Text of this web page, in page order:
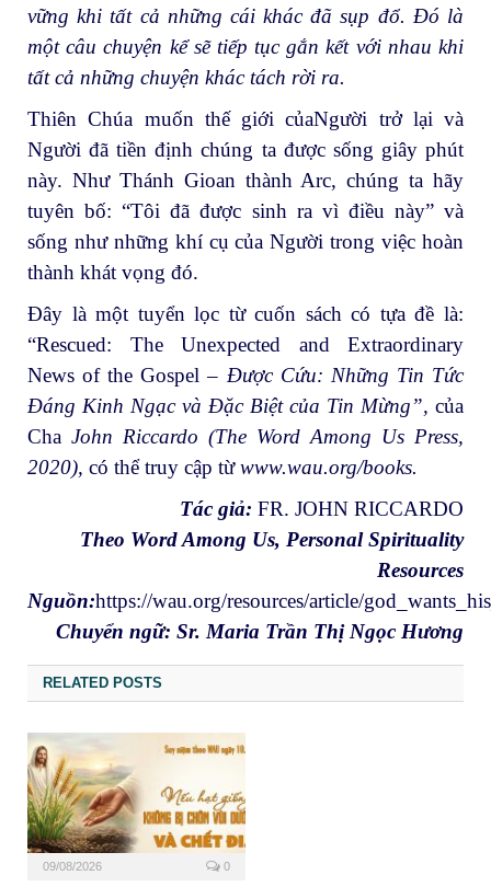
vững khi tất cả những cái khác đã sụp đổ. Đó là
một câu chuyện kể sẽ tiếp tục gắn kết với nhau khi
tất cả những chuyện khác tách rời ra.
Thiên Chúa muốn thế giới củaNgười trở lại và
Người đã tiền định chúng ta được sống giây phút
này. Như Thánh Gioan thành Arc, chúng ta hãy
tuyên bố: “Tôi đã được sinh ra vì điều này” và
sống như những khí cụ của Người trong việc hoàn
thành khát vọng đó.
Đây là một tuyển lọc từ cuốn sách có tựa đề là:
“Rescued: The Unexpected and Extraordinary
News of the Gospel – Được Cứu: Những Tin Tức
Đáng Kinh Ngạc và Đặc Biệt của Tin Mừng”, của
Cha John Riccardo (The Word Among Us Press,
2020), có thể truy cập từwww.wau.org/books.
Tác giả: FR. JOHN RICCARDO
Theo Word Among Us, Personal Spirituality
Resources
Nguồn:https://wau.org/resources/article/
Chuyển ngữ: Sr. Maria Trần Thị Ngọc Hương
RELATED POSTS
09/08/2026 0